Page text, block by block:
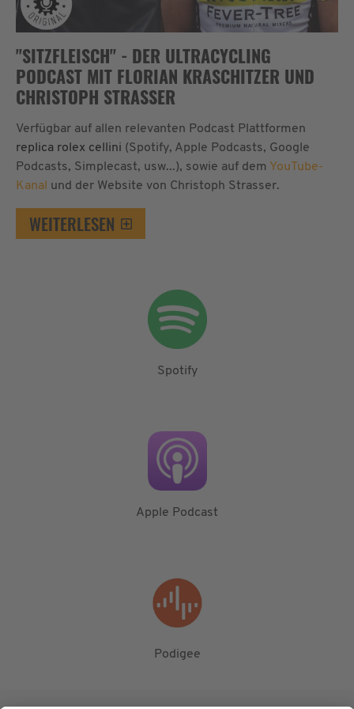
"SITZFLEISCH" - DER ULTRACYCLING
PODCAST MIT FLORIAN KRASCHITZER UND
CHRISTOPH STRASSER
Verfügbar auf allen relevanten Podcast Plattformen
replica rolex cellini (Spotify, Apple Podcasts, Google
Podcasts, Simplecast, usw...), sowie auf dem YouTube-
Kanal und der Website von Christoph Strasser.
WEITERLESEN
Spotify
Apple Podcast
Podigee